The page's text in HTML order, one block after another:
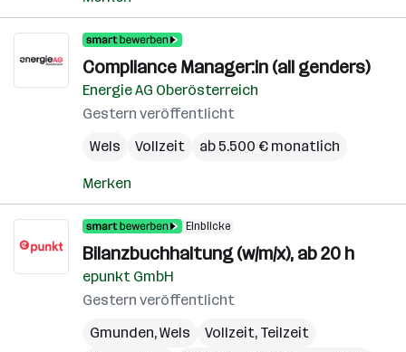
Compliance Manager:in (all genders)
Energie AG Oberösterreich
Gestern veröffentlicht
Wels
Vollzeit ab 5.500 € monatlich
Merken
Einblicke
Bilanzbuchhaltung (w/m/x), ab 20 h
epunkt GmbH
Gestern veröffentlicht
Gmunden,Wels
Vollzeit, Teilzeit